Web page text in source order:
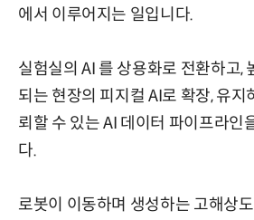
에서 이루어지는 일입니다.
실험실의 AI 를 상용화로 전환하고,
되는 현장의 피지컬 AI로 확장, 유지
뢰할 수 있는 AI 데이터 파이프라인
다.
로봇이 이동하며 생성하는 고해상